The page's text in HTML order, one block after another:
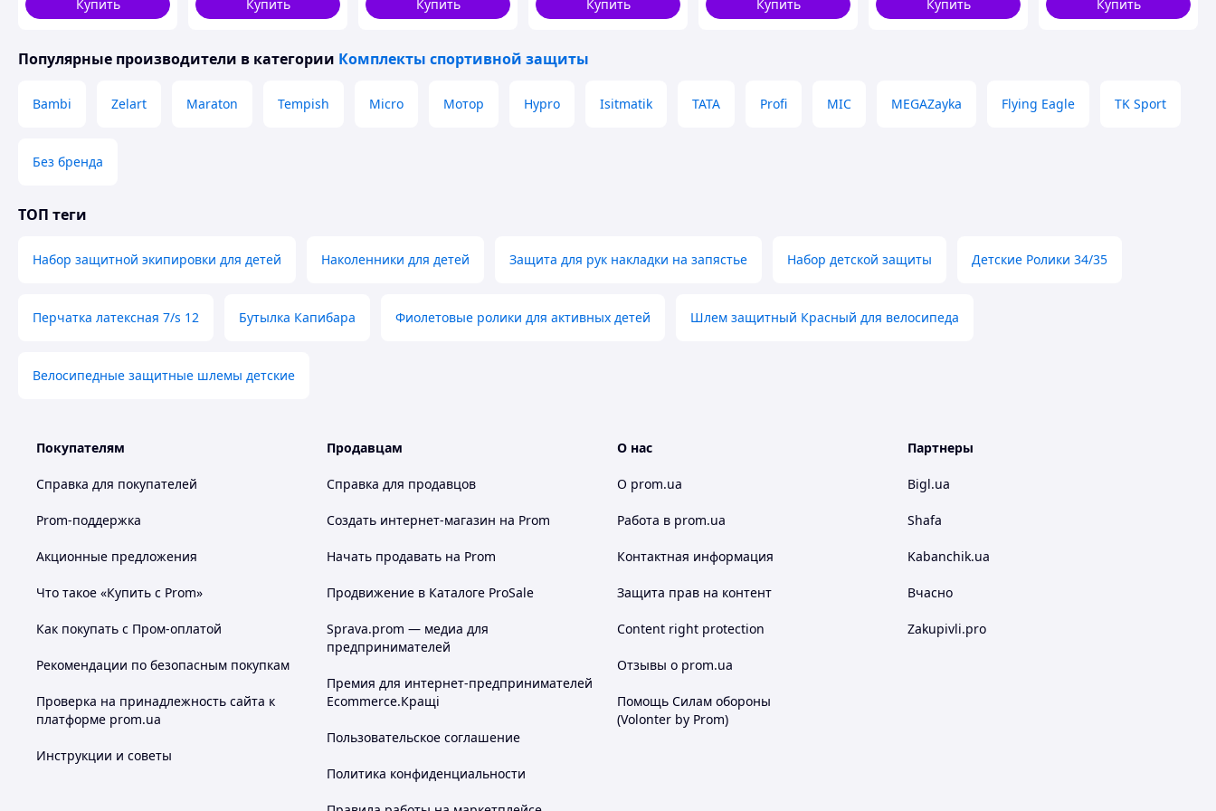
Купить
Купить
Купить
спорта
Купить
Купить
Купить
Купить
Популярные производители в категории Комплекты спортивной защиты
Bambi Zelart Maraton Tempish Micro Мотор Hypro Isitmatik TATA Profi MIC MEGAZayka Flying Eagle TK Sport
Без бренда
ТОП теги
Набор защитной экипировки для детей Наколенники для детей Защита для рук накладки на запястье Набор детской защиты Детские Ролики 34/35
Перчатка латексная 7/s 12 Бутылка Капибара Фиолетовые ролики для активных детей Шлем защитный Красный для велосипеда
Велосипедные защитные шлемы детские
Покупателям
Справка для покупателей
Prom-поддержка
Акционные предложения
Что такое «Купить с Prom»
Как покупать с Пром-оплатой
Рекомендации по безопасным покупкам
Проверка на принадлежность сайта к
платформе prom.ua
Инструкции и советы
Продавцам
Справка для продавцов
Создать интернет-магазин на Prom
Начать продавать на Prom
Продвижение в Каталоге ProSale
Sprava.prom — медиа для
предпринимателей
Премия для интернет-предпринимателей
Ecommerce.Кращі
Пользовательское соглашение
Политика конфиденциальности
О нас
О prom.ua
Работа в prom.ua
Контактная информация
Защита прав на контент
Content right protection
Отзывы о prom.ua
Помощь Силам обороны
(Volonter by Prom)
Партнеры
Bigl.ua
Shafa
Kabanchik.ua
Вчасно
Zakupivli.pro